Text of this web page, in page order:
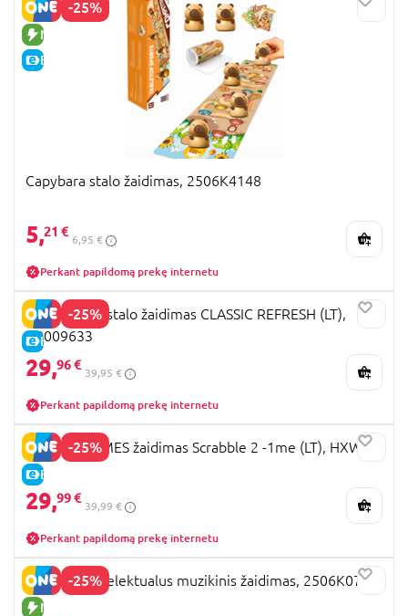
-25%
NAUJA PREKĖ
E-KAINA
Capybara stalo žaidimas, 2506K4148
5,21 €
6,95 €
Perkant papildomą prekę internetu
-25%
E-KAINA
MONOPOLY stalo žaidimas CLASSIC REFRESH (LT),
G0009633
29,96 €
39,95 €
Perkant papildomą prekę internetu
-25%
E-KAINA
MATTEL GAMES žaidimas Scrabble 2 -1me (LT), HXW10
29,99 €
39,99 €
Perkant papildomą prekę internetu
-25%
NAUJA PREKĖ
Capybara intelektualus muzikinis žaidimas, 2506K0747